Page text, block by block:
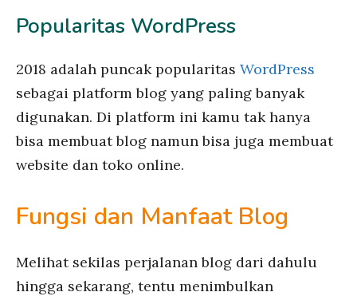
Popularitas WordPress
2018 adalah puncak popularitas WordPress
sebagai platform blog yang paling banyak
digunakan. Di platform ini kamu tak hanya
bisa membuat blog namun bisa juga membuat
website dan toko online.
Fungsi dan Manfaat Blog
Melihat sekilas perjalanan blog dari dahulu
hingga sekarang, tentu menimbulkan